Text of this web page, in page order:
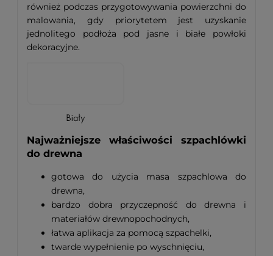
również podczas przygotowywania powierzchni do
malowania, gdy priorytetem jest uzyskanie
jednolitego podłoża pod jasne i białe powłoki
dekoracyjne.
Najważniejsze właściwości szpachlówki
do drewna
gotowa do użycia masa szpachlowa do
drewna,
bardzo dobra przyczepność do drewna i
materiałów drewnopochodnych,
łatwa aplikacja za pomocą szpachelki,
twarde wypełnienie po wyschnięciu,